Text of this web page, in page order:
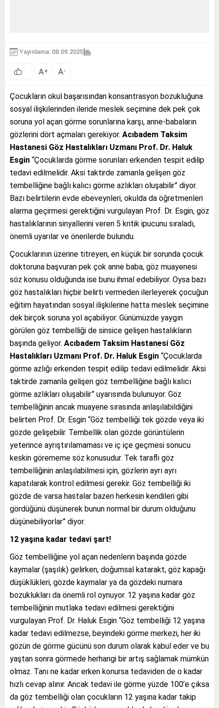
Yayınlama: 08.09.2025
A+ A-
Çocukların okul başarısından konsantrasyon bozukluğuna
sosyal ilişkilerinden ileride meslek seçimine dek pek çok
soruna yol açan görme sorunlarına karşı, anne-babaların
gözlerini dört açmaları gerekiyor. Acıbadem Taksim
Hastanesi Göz Hastalıkları Uzmanı Prof. Dr. Haluk
Esgin “Çocuklarda görme sorunları erkenden tespit edilip
tedavi edilmelidir. Aksi taktirde zamanla gelişen göz
tembelliğine bağlı kalıcı görme azlıkları oluşabilir” diyor.
Bazı belirtilerin evde ebeveynleri, okulda da öğretmenleri
alarma geçirmesi gerektiğini vurgulayan Prof. Dr. Esgin, göz
hastalıklarının sinyallerini veren 5 kritik ipucunu sıraladı,
önemli uyarılar ve önerilerde bulundu.
Çocuklarının üzerine titreyen, en küçük bir sorunda çocuk
doktoruna başvuran pek çok anne baba, göz muayenesi
söz konusu olduğunda ise bunu ihmal edebiliyor. Oysa bazı
göz hastalıkları hiçbir belirti vermeden ilerleyerek çocuğun
eğitim hayatından sosyal ilişkilerine hatta meslek seçimine
dek birçok soruna yol açabiliyor. Günümüzde yaygın
görülen göz tembelliği de sinsice gelişen hastalıkların
başında geliyor. Acıbadem Taksim Hastanesi Göz
Hastalıkları Uzmanı Prof. Dr. Haluk Esgin “Çocuklarda
görme azlığı erkenden tespit edilip tedavi edilmelidir. Aksi
taktirde zamanla gelişen göz tembelliğine bağlı kalıcı
görme azlıkları oluşabilir” uyarısında bulunuyor. Göz
tembelliğinin ancak muayene sırasında anlaşılabildiğini
belirten Prof. Dr. Esgin “Göz tembelliği tek gözde veya iki
gözde gelişebilir. Tembellik olan gözde görüntülerin
yeterince ayrıştırılamaması ve iç içe geçmesi sonucu
keskin görememe söz konusudur. Tek taraflı göz
tembelliğinin anlaşılabilmesi için, gözlerin ayrı ayrı
kapatılarak kontrol edilmesi gerekir. Göz tembelliği iki
gözde de varsa hastalar bazen herkesin kendileri gibi
gördüğünü düşünerek bunun normal bir durum olduğunu
düşünebiliyorlar” diyor.
12 yaşına kadar tedavi şart!
Göz tembelliğine yol açan nedenlerin başında gözde
kaymalar (şaşılık) gelirken, doğumsal katarakt, göz kapağı
düşüklükleri, gözde kaymalar ya da gözdeki numara
bozuklukları da önemli rol oynuyor. 12 yaşına kadar göz
tembelliğinin mutlaka tedavi edilmesi gerektiğini
vurgulayan Prof. Dr. Haluk Esgin “Göz tembelliği 12 yaşına
kadar tedavi edilmezse, beyindeki görme merkezi, her iki
gözün de görme gücünü son durum olarak kabul eder ve bu
yaştan sonra görmede herhangi bir artış sağlamak mümkün
olmaz. Tanı ne kadar erken konursa tedaviden de o kadar
hızlı cevap alınır. Ancak tedavi ile görme yüzde 100’e çıksa
da göz tembelliği olan çocukların 12 yaşına kadar takip